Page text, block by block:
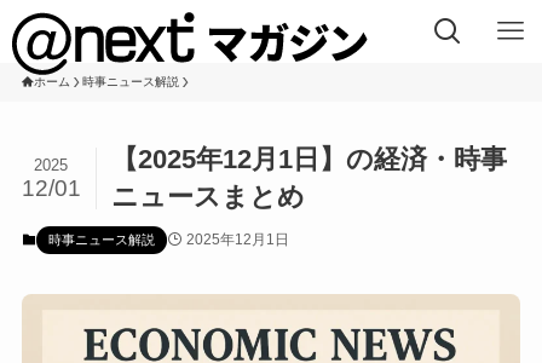
ホーム 時事ニュース解説
【2025年12月1日】の経済・時事
ニュースまとめ
2025
12/01
時事ニュース解説 2025年12月1日